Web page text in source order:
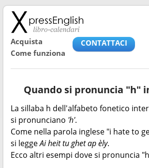
Acquista
Come funziona
CONTATTACI
Quando si pronuncia "h"
La sillaba h dell'alfabeto fonetico
si pronunciano 'h'.
Come nella parola inglese "i hate to
si leggeAi heit tu ghet ap èly.
Ecco altri esempi dove si pronuncia